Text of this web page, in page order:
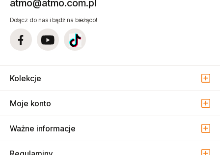
atmo@atmo.com.pl
Dołącz do nas i bądź na bieżąco!
Kolekcje
Moje konto
Ważne informacje